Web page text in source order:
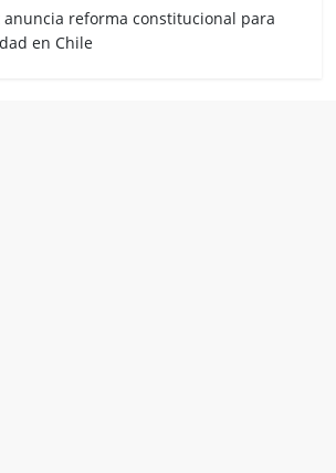
anuncia reforma constitucional para
en Chile